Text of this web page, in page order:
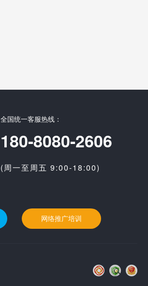
全国统一客服热线：
180-8080-2606
(周一至周五 9:00-18:00)
网络推广培训